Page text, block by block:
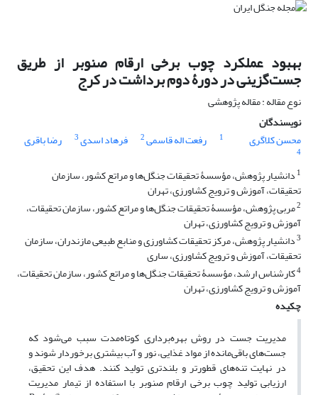
بهبود عملکرد چوب برخی ارقام صنوبر از طریق
جست‌گزینی در دورۀ دوم برداشت در کرج
نوع مقاله : مقاله پژوهشی
نویسندگان
محسن کلاگری
1 رفعت اله قاسمی2 فرهاد اسدی3 رضا باقری
4
1 دانشیار پژوهش، مؤسسۀ تحقیقات جنگل‌ها و مراتع کشور، سازمان
تحقیقات، آموزش و ترویج کشاورزی، تهران
2مربی پژوهش، مؤسسۀ تحقیقات جنگل‌ها و مراتع کشور، سازمان تحقیقات،
آموزش و ترویج کشاورزی، تهران
3دانشیار پژوهش، مرکز تحقیقات کشاورزی و منابع طبیعی مازندران، سازمان
تحقیقات، آموزش و ترویج کشاورزی، ساری
4کارشناس ارشد، مؤسسۀ تحقیقات جنگل‌ها و مراتع کشور، سازمان تحقیقات،
آموزش و ترویج کشاورزی، تهران
چکیده
مدیریت جست در روش بهره‌برداری کوتاه‌مدت سبب می‌شود که
جست‌های باقی‌مانده از مواد غذایی، نور و آب بیشتری برخوردار شوند و
در نهایت تنه‌های قطورتر و بلندتری تولید کنند. هدف این تحقیق،
ارزیابی تولید چوب برخی ارقام صنوبر با استفاده از تیمار مدیریت